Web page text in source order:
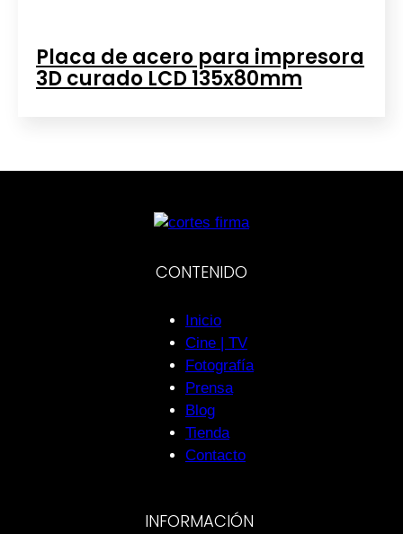
Placa de acero para impresora
3D curado LCD 135x80mm
CONTENIDO
Inicio
Cine | TV
Fotografía
Prensa
Blog
Tienda
Contacto
INFORMACIÓN